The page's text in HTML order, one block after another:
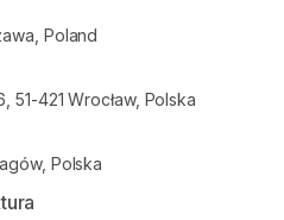
Poland
51-421 Wrocław, Polska
Polska